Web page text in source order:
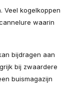
Veel kogelkoppen
waarin
bijdragen aan
bij zwaardere
buismagazijn